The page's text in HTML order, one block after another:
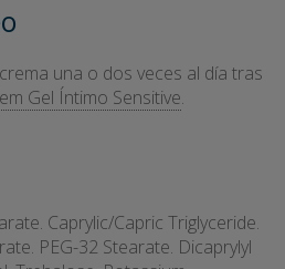
una o dos veces al día tras
Gel Íntimo Sensitive.
Caprylic/Capric Triglyceride.
PEG-32 Stearate. Dicaprylyl